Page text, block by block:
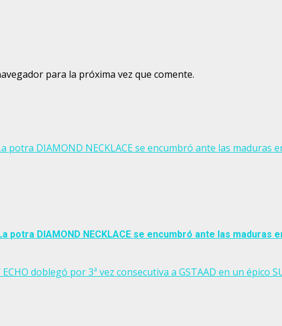
para la próxima vez que comente.
potra DIAMOND NECKLACE se encumbró ante las maduras
potra DIAMOND NECKLACE se encumbró ante las
doblegó por 3ª vez consecutiva a GSTAAD en un épico